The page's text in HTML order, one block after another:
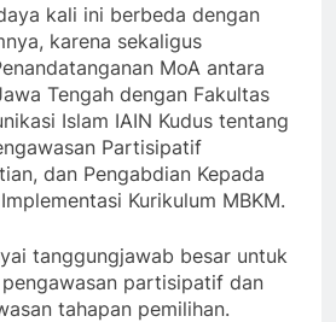
kali ini berbeda dengan
karena sekaligus
MoA antara
Tengah dengan Fakultas
Islam IAIN Kudus tentang
Partisipatif
dan Pengabdian Kepada
Kurikulum MBKM.
tanggungjawab besar untuk
partisipatif dan
tahapan pemilihan.